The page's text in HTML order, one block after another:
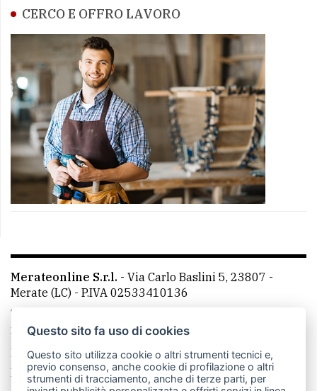
CERCO E OFFRO LAVORO
Merateonline S.r.l. - Via Carlo Baslini 5, 23807 -
Merate (LC) - P.IVA 02533410136
Telefono:
mail: redazione@merateonline.it
La redazione
CasateOnline LeccoOnline
RSS
Made by VIP
Questo sito fa uso di cookies
Questo sito utilizza cookie o altri strumenti tecnici e,
previo consenso, anche cookie di profilazione o altri
strumenti di tracciamento, anche di terze parti, per